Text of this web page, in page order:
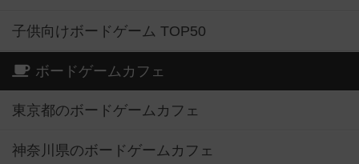
子供向けボードゲーム TOP50
ボードゲームカフェ
東京都のボードゲームカフェ
神奈川県のボードゲームカフェ